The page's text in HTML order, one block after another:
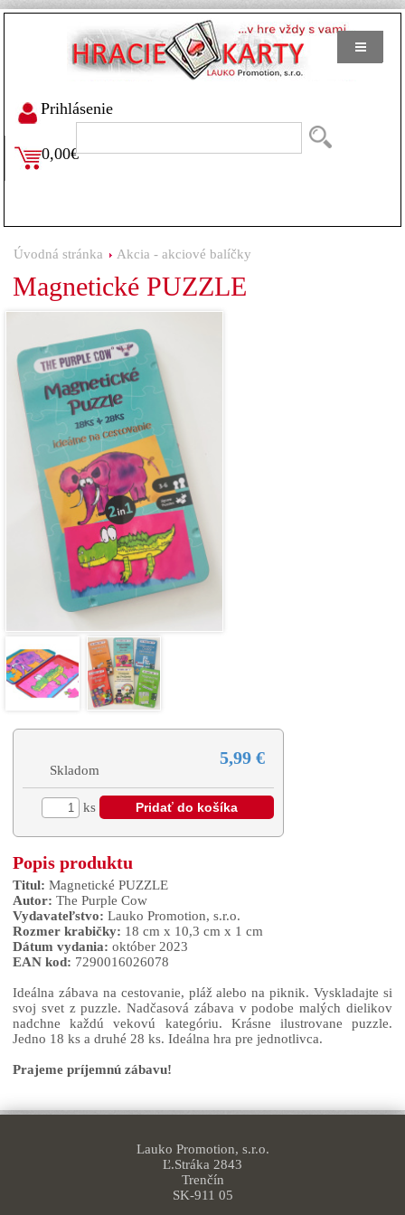
Prihlásenie
0,00€
Úvodná stránka Akcia - akciové balíčky
Magnetické PUZZLE
Skladom
5,99 €
ks
Popis produktu
Titul: Magnetické PUZZLE
Autor: The Purple Cow
Vydavateľstvo: Lauko Promotion, s.r.o.
Rozmer krabičky: 18 cm x 10,3 cm x 1 cm
Dátum vydania: október 2023
EAN kod: 7290016026078
Ideálna zábava na cestovanie, pláž alebo na piknik. Vyskladajte si
svoj svet z puzzle. Nadčasová zábava v podobe malých dielikov
nadchne každú vekovú kategóriu. Krásne ilustrovane puzzle.
Jedno 18 ks a druhé 28 ks. Ideálna hra pre jednotlivca.
Prajeme príjemnú zábavu!
Lauko Promotion, s.r.o.
Ľ.Stráka 2843
Trenčín
SK-911 05